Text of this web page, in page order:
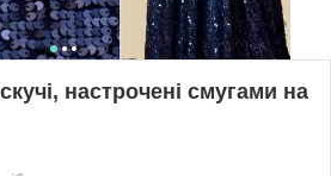
настрочені смугами на